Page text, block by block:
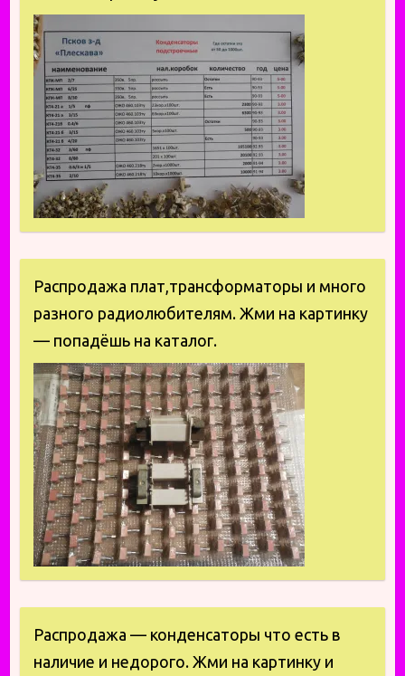
Распродажа плат,трансформаторы и много
разного радиолюбителям. Жми на картинку
— попадёшь на каталог.
Распродажа — конденсаторы что есть в
наличие и недорого. Жми на картинку и